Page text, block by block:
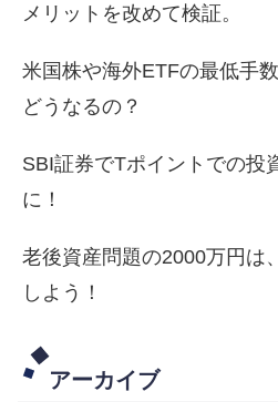
メリットを改めて検証。
米国株や海外ETFの最低手
どうなるの？
SBI証券でTポイントでの投
に！
老後資産問題の2000万円は
しよう！
アーカイブ